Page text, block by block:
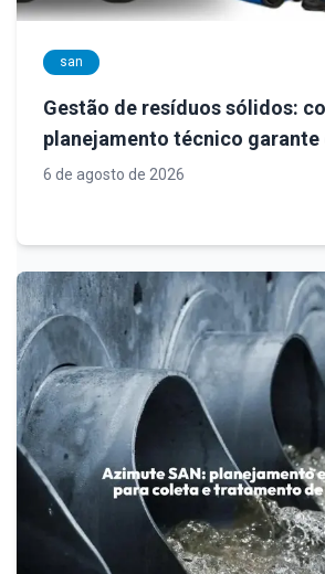
san
Gestão de resíduos sólidos:
planejamento técnico
operacional, conformidade
6 de agosto de 2026